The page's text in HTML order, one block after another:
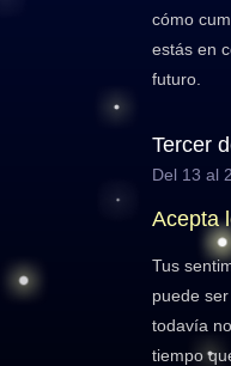
cómo
estás en
futuro.
Tercer
Del 13 al
Acepta
Tus
puede
todavía
tiempo